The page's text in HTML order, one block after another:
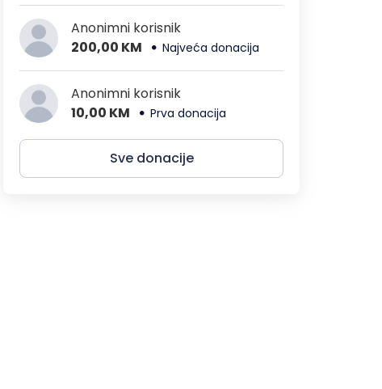
Anonimni korisnik
200,00 KM
Najveća donacija
Anonimni korisnik
10,00 KM
Prva donacija
Sve donacije